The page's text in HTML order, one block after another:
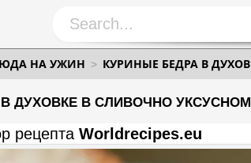
НА УЖИН КУРИНЫЕ БЕДРА В
ДУХОВКЕ В СЛИВОЧНО
рецепта Worldrecipes.eu